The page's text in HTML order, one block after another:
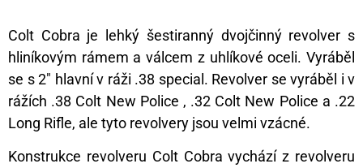
Colt Cobra je lehký šestiranný dvojčinný revolver s
hliníkovým rámem a válcem z uhlíkové oceli. Vyráběl
se s 2″ hlavní v ráži .38 special. Revolver se vyráběl i v
rážích .38 Colt New Police , .32 Colt New Police a .22
Long Rifle, ale tyto revolvery jsou velmi vzácné.
Konstrukce revolveru Colt Cobra vychází z revolveru